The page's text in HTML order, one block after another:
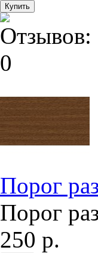
Порог
Порог
250 р.